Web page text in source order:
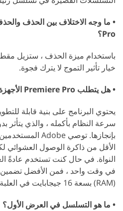
Pro؟
باستخدام ميزة الحذف ، ستزيل
خيار تأثير التموج لا يترك فجوة.
• هل يتطلب Premiere Pro الأجهزة؟
يحتوي البرنامج على بنية قابلة
سرعة النظام بأكمله ، والذي يتأثر
الأقل من ذاكرة الوصول العشوائي
النواة. في حال كنت تستخدم عادةً
في وقت واحد ، فمن الأفضل
(RAM) بسعة 16 جيجابايت في العلبة.
• ما هو التسلسل في العرض الأول؟